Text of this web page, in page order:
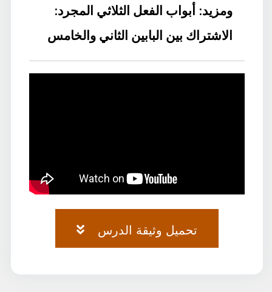
ومزيد: أبواب الفعل الثلاثي المجرد:
الاشتراك بين البابين الثاني والخامس
تحميل وثيقة الدرس